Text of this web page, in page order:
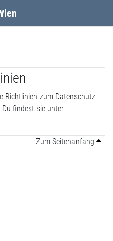
Richtlinien zum Datenschutz
findest sie unter
Zum Seitenanfang